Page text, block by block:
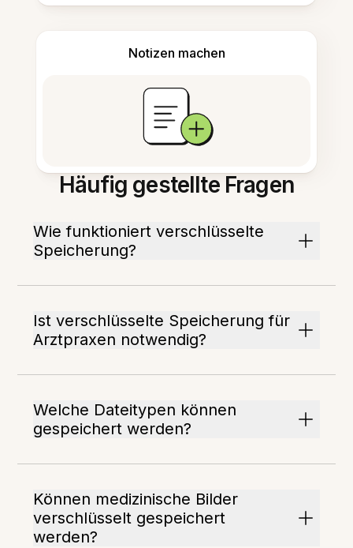
Notizen machen
Häufig gestellte Fragen
Wie funktioniert verschlüsselte
Speicherung?
Ist verschlüsselte Speicherung für
Arztpraxen notwendig?
Welche Dateitypen können
gespeichert werden?
Können medizinische Bilder
verschlüsselt gespeichert
werden?